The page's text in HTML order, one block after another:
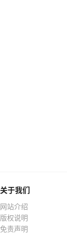
关于我们
网站介绍
版权说明
免责声明